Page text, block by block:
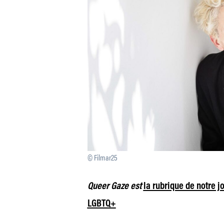
© Filmar25
Queer Gaze estla rubrique de notre
LGBTQ+